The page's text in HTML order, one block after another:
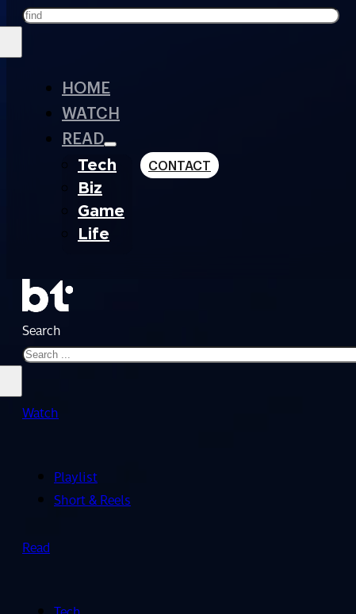
HOME
WATCH
READ
Tech
Biz
Game
Life
CONTACT
Search
Watch
Playlist
Short & Reels
Read